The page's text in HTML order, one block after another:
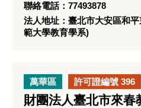
聯絡電話：77493878
法人地址：臺北市大安區和
範大學教育學系)
萬華區 許可證編號 396
財團法人臺北市來春